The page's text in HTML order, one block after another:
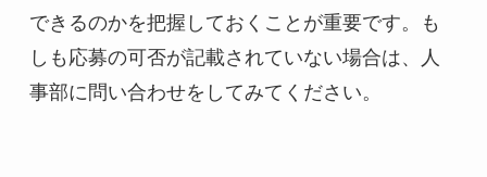
できるのかを把握しておくことが重要です。も
しも応募の可否が記載されていない場合は、人
事部に問い合わせをしてみてください。